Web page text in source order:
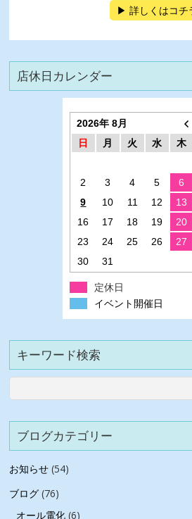
詳しくはコチ
店休日カレンダー
2026年 8月
日
月 火 水 木
2
3 4 5 6
9
10 11 12 13
16
17 18 19 20
23
24 25 26 27
30
31
定休日
イベント開催日
キーワード検索
ブログカテゴリー
お知らせ (54)
ブログ (76)
オール電化 (6)